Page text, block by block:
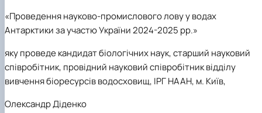
«Проведення науково-промислового лову у водах
Антарктики за участю України 2024-2025 рр.»
яку проведе кандидат біологічних наук, старший науковий
співробітник, провідний науковий співробітник відділу
вивчення біоресурсів водосховищ, ІРГ НААН, м. Київ,
ОлександрДіденко